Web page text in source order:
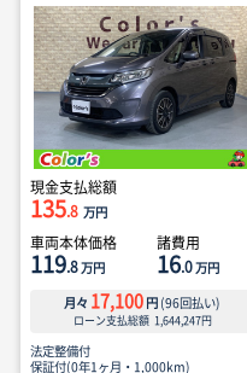
現金支払総額
135.8 万円
車両本体価格
119.8万円
諸費用
16.0万円
月々 17,100 円 (96回払い)
ローン支払総額 1,644,247円
法定整備付
保証付(0年1ヶ月・1,000km)